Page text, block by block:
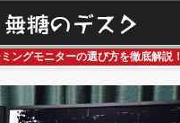
ングモニターの選び方を徹底解説！